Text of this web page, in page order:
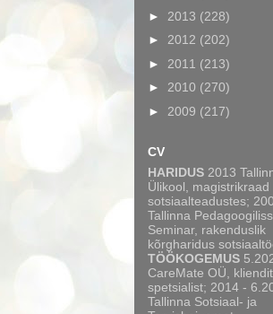
► 2013 (228)
► 2012 (202)
► 2011 (213)
► 2010 (270)
► 2009 (217)
CV
HARIDUS 2013
Ülikool, magistrikraad
sotsiaalteadustes;
Tallinna
Seminar, rakenduslik
kõrgharidus
TÖÖKOGEMUS
CareMate OÜ,
spetsialist; 2014 -
Tallinna Sotsiaal- ja